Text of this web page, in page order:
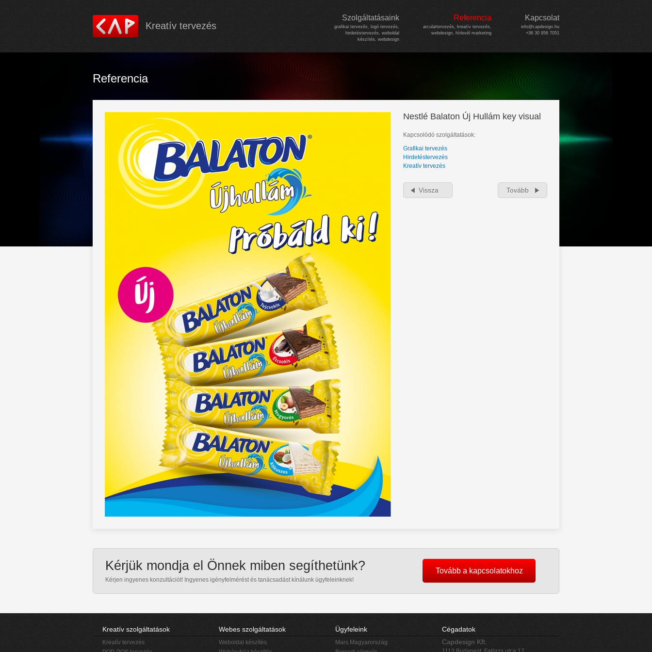
Kreatív tervezés
Főmenü
Szolgáltatásaink
grafikai tervezés, logó tervezés,
hirdetéstervezés, weboldal
készítés, webdesign
Referencia
arculattervezés, kreatív tervezés,
webdesign, hírlevél marketing
Kapcsolat
info@capdesign.hu
+36 30 956 7051
Referencia
Nestlé Balaton Új Hullám key visual
Kapcsolódó szolgáltatások:
Grafikai tervezés
Hirdetéstervezés
Kreatív tervezés
Vissza Tovább
Kérjük mondja el Önnek miben segíthetünk?
Kérjen ingyenes konzultációt! Ingyenes igényfelmérést és tanácsadást kínálunk ügyfeleinknek!
Tovább a kapcsolatokhoz
Kreatív szolgáltatások
Kreatív tervezés
Webes szolgáltatások
Weboldal készítés
Ügyfeleink
Mars Magyarország
Cégadatok
Capdesign Kft.